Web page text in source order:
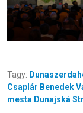
Tagy:
Csaplár Benedek
mesta Dunajská